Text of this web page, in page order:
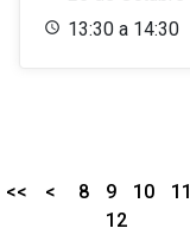
13:30 a 14:30
<< < 8 9 10
11
12